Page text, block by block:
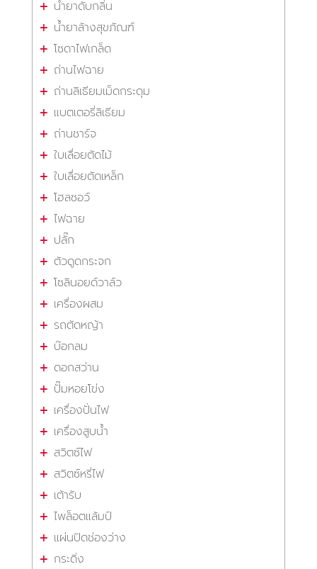
น้ำยาดับกลิ่น
น้ำยาล้างสุขภัณฑ์
โซดาไฟเกล็ด
ถ่านไฟฉาย
ถ่านลิเธียมเม็ดกระดุม
แบตเตอรี่ลิเธียม
ถ่านชาร์จ
ใบเลื่อยตัดไม้
ใบเลื่อยตัดเหล็ก
โฮลซอว์
ไฟฉาย
ปลั๊ก
ตัวดูดกระจก
โซลินอยด์วาล์ว
เครื่องผสม
รถตัดหญ้า
บ๊อกลม
ดอกสว่าน
ปั๊มหอยโข่ง
เครื่องปั่นไฟ
เครื่องสูบน้ำ
สวิตซ์ไฟ
สวิตซ์หรี่ไฟ
เต้ารับ
ไพล็อตแล้มป์
แผ่นปิดช่องว่าง
กระดิ่ง